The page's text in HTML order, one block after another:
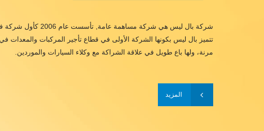
شركة بال ليس هي شركة مساهمة عامة, تأسست عام 2006 كأول شركة فلسطينية متخصصة بالتأجير التمويلي ومرخصة من قبل هيئة سوق رأس المال الفلسطينية
تتميز بال ليس بكونها الشركة الأولى في قطاع تأجير المركبات
مرنة، ولها باع طويل في علاقة الشراكة مع وكلاء السيارات والموردين.
المزيد